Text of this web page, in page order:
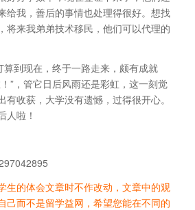
给我，善后的事情也处理得很好。想找
将来我弟弟技术移民，他们可以代理的
现在，终于一路走来，颇有成就
”，管它日后风雨还是彩虹，这一刻觉
收获，大学没有遗憾，过得很开心。
人啦！
生的体会文章时不作改动，文章中的观
己而不是留学益网，希望您能在不同的